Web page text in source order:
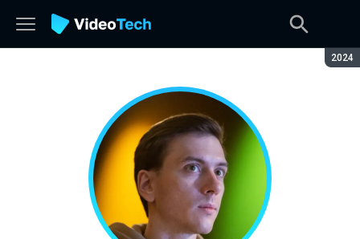
2024